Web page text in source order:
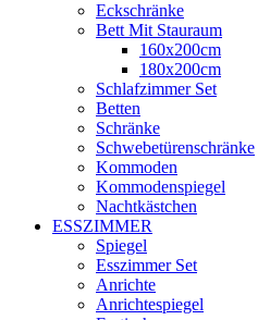
Eckschränke
Bett Mit Stauraum
160x200cm
180x200cm
Schlafzimmer Set
Betten
Schränke
Schwebetürenschränke
Kommoden
Kommodenspiegel
Nachtkästchen
ESSZIMMER
Spiegel
Esszimmer Set
Anrichte
Anrichtespiegel